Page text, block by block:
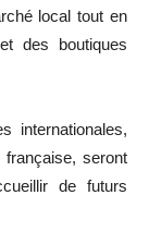
local tout en
des boutiques
internationales,
seront
de futurs